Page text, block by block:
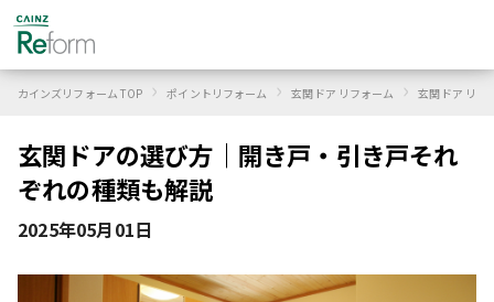
カインズリフォーム TOP › ポイントリフォーム › 玄関ドア リフォーム › 玄関ドア リフ
玄関ドアの選び方｜開き戸・引き戸それ
ぞれの種類も解説
2025年05月01日